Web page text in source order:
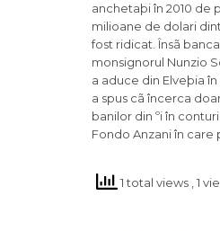
anchetaþi în 2010 de
milioane de dolari
fost ridicat. Însã
monsignorul Nunzio
a aduce din Elveþia
a spus cã încerca
banilor din ºi în
Fondo Anzani în care
1 total views , 1